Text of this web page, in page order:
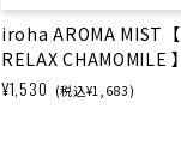
iroha AROMA MIST【
RELAX CHAMOMILE 】
¥1,530 (税込¥1,683)